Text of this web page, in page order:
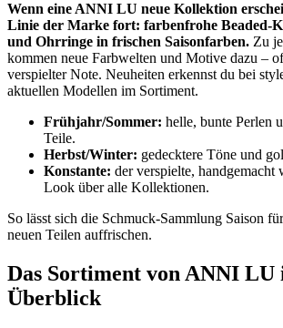
Wenn eine ANNI LU neue Kollektion
Linie der Marke fort: farbenfrohe Beaded-
und Ohrringe in frischen Saisonfarben. Zu
kommen neue Farbwelten und Motive dazu –
verspielter Note. Neuheiten erkennst du bei
aktuellen Modellen im Sortiment.
Frühjahr/Sommer: helle, bunte Perlen
Teile.
Herbst/Winter: gedecktere Töne und
Konstante: der verspielte, handgemacht
Look über alle Kollektionen.
So lässt sich die Schmuck-Sammlung Saison
neuen Teilen auffrischen.
Das Sortiment von ANNI LU
Überblick